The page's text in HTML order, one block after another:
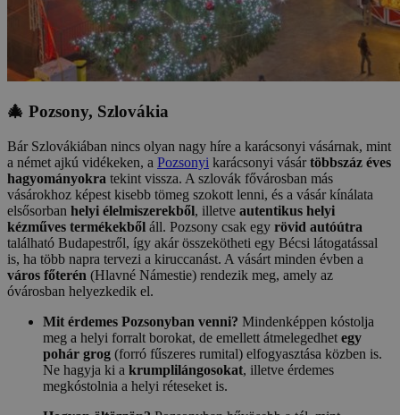
🎄 Pozsony, Szlovákia
Bár Szlovákiában nincs olyan nagy híre a karácsonyi vásárnak, mint
a német ajkú vidékeken, a Pozsonyi karácsonyi vásártöbbszáz éves
hagyományokra tekint vissza. A szlovák fővárosban más
vásárokhoz képest kisebb tömeg szokott lenni, és a vásár kínálata
elsősorban helyi élelmiszerekből, illetve autentikus helyi
kézműves termékekből áll. Pozsony csak egy rövid autóútra
található Budapestről, így akár összekötheti egy Bécsi látogatással
is, ha több napra tervezi a kiruccanást. A vásárt minden évben a
város főterén (Hlavné Námestie) rendezik meg, amely az
óvárosban helyezkedik el.
Mit érdemes Pozsonyban venni? Mindenképpen kóstolja
meg a helyi forralt borokat, de emellett átmelegedhet egy
pohár grog (forró fűszeres rumital) elfogyasztása közben is.
Ne hagyja ki a krumplilángosokat, illetve érdemes
megkóstolnia a helyi réteseket is.